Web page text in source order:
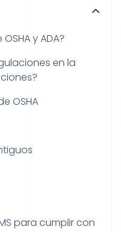
y ADA?
en la
OSHA
para cumplir con